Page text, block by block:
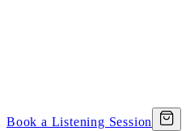
Book a Listening Session